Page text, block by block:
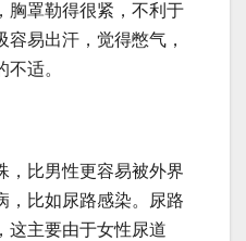
胸罩勒得很紧，不利于
易出汗，觉得憋气，
适。
，比男性更容易被外界
，比如尿路感染。尿路
这主要由于女性尿道